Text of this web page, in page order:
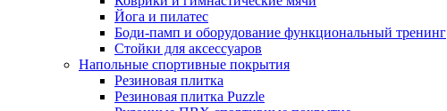
Йога и пилатес
Боди-памп и оборудование функциональный тренинг
Стойки для аксессуаров
Напольные спортивные покрытия
Резиновая плитка
Резиновая плитка Puzzle